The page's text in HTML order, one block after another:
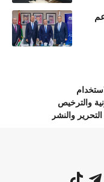
والترخيص
والنشر